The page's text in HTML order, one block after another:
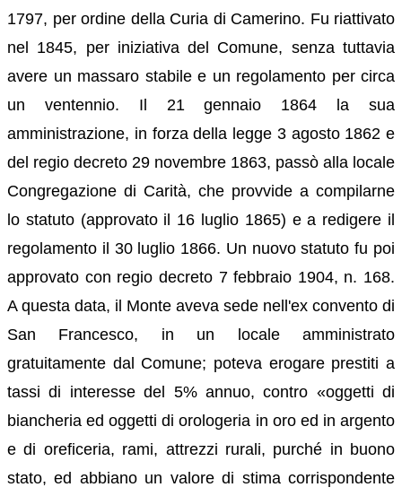
1797, per ordine della Curia di Camerino. Fu riattivato
nel 1845, per iniziativa del Comune, senza tuttavia
avere un massaro stabile e un regolamento per circa
un ventennio. Il 21 gennaio 1864 la sua
amministrazione, in forza della legge 3 agosto 1862 e
del regio decreto 29 novembre 1863, passò alla locale
Congregazione di Carità, che provvide a compilarne
lo statuto (approvato il 16 luglio 1865) e a redigere il
regolamento il 30 luglio 1866. Un nuovo statuto fu poi
approvato con regio decreto 7 febbraio 1904, n. 168.
A questa data, il Monte aveva sede nell'ex convento di
San Francesco, in un locale amministrato
gratuitamente dal Comune; poteva erogare prestiti a
tassi di interesse del 5% annuo, contro «oggetti di
biancheria ed oggetti di orologeria in oro ed in argento
e di oreficeria, rami, attrezzi rurali, purché in buono
stato, ed abbiano un valore di stima corrispondente